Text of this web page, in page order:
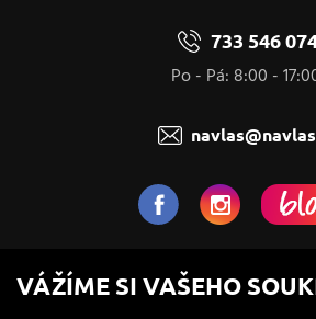
733 546
Po - Pá: 8:00 -
NaVlas.cz - Vlasová
provozovatel e-shopu a
VÁŽÍME SI VAŠEHO